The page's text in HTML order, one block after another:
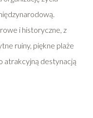
i historyczne, z
ruiny, piękne plaże
atrakcyjną destynacją